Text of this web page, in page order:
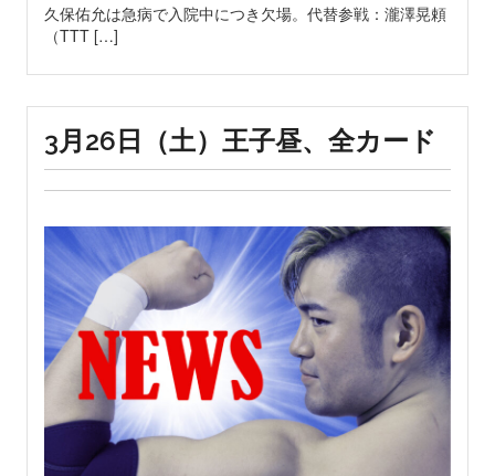
久保佑允は急病で入院中につき欠場。代替参戦：瀧澤晃頼
（TTT […]
3月26日（土）王子昼、全カード